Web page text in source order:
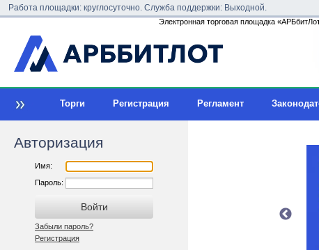
Работа площадки: круглосуточно. Служба поддержки: Выходной.
Электронная торговая площадка
Торги Регистрация Регламент
Авторизация
Имя:
Пароль:
Забыли пароль?
Регистрация